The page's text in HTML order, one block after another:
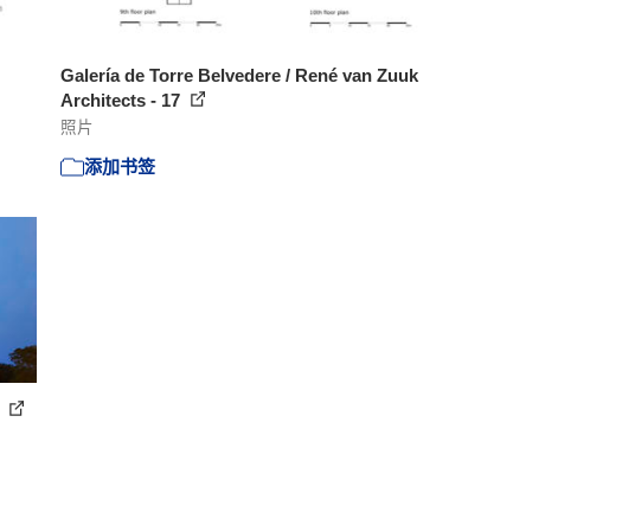
Galería de Torre Belvedere / René van Zuuk
Architects - 17
照片
添加书签